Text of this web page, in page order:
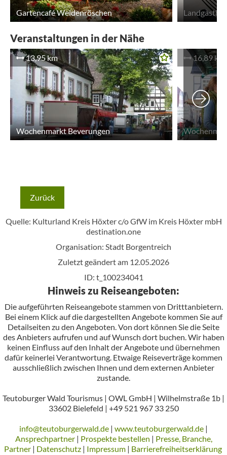
Gartencafé Weidenröschen
Veranstaltungen in der Nähe
13,95 km
Wochenmarkt Beverungen
16,89 km
Zurück
Quelle: Kulturland Kreis Höxter c/o GfW im Kreis Höxter mbH
destination.one
Organisation: Stadt Borgentreich
Zuletzt geändert am 12.05.2026
ID: t_100234041
Hinweis zu Reiseangeboten:
Die aufgeführten Reiseangebote stammen von Dritttanbietern.
Bei einem Klick auf die dargestellten Angebote kommen Sie auf
Detailseiten zu den Angeboten. Von dort können Sie die Seite
des Anbieters aufrufen und auf Wunsch dort buchen. Wir haben
keinen Einfluss auf den Inhalt der Angebote und übernehmen
dafür keinerlei Verantwortung. Etwaige Reiseverträge kommen
ausschließlich zwischen Ihnen und dem externen Anbieter
zustande.
Teutoburger Wald Tourismus | OWL GmbH | Wilhelmstraße 1b |
33602 Bielefeld | +49 521 967 33 250
info@teutoburgerwald.de | www.teutoburgerwald.de |
Ansprechpartner| Prospekte bestellen | Presse, Branche,
Partner| Datenschutz| Impressum| Barrierefreiheitserklärung